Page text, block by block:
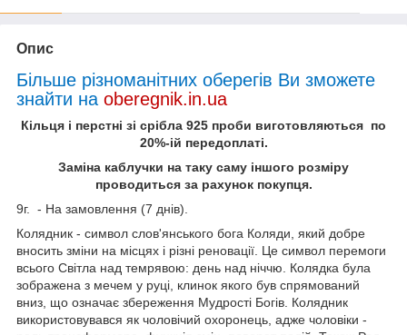
Опис
Більше різноманітних оберегів Ви зможете
знайти на oberegnik.in.ua
Кільця і перстні зі срібла 925 проби виготовляються по
20%-ій передоплаті.
Заміна каблучки на таку саму іншого розміру
проводиться за рахунок покупця.
9г. - На замовлення (7 днів).
Колядник - символ слов'янського бога Коляди, який добре
вносить зміни на місцях і різні реновації. Це символ перемоги
всього Світла над темрявою: день над ніччю. Колядка була
зображена з мечем у руці, клинок якого був спрямований
вниз, що означає збереження Мудрості Богів. Колядник
використовувався як чоловічий охоронець, адже чоловіки -